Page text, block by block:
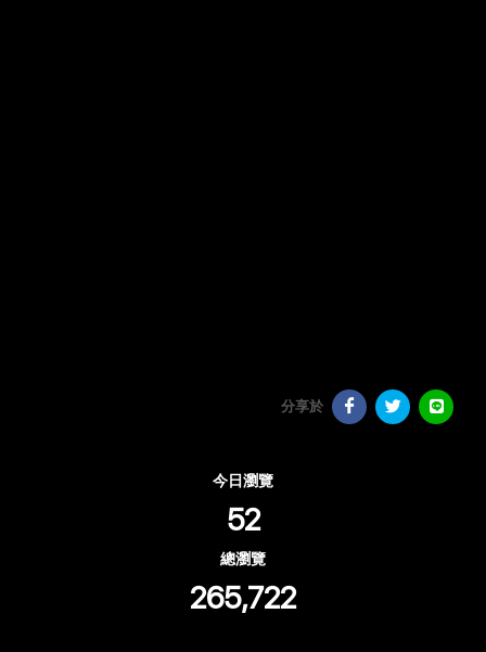
分享於
今日瀏覽
52
總瀏覽
265,722